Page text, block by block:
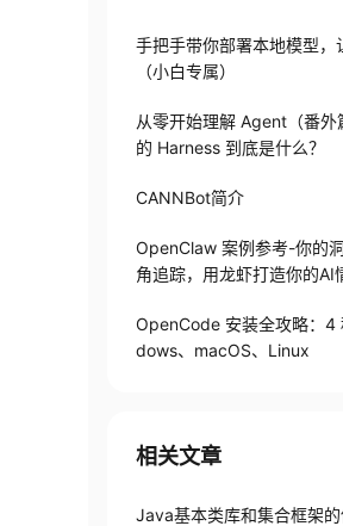
手把手带你部署本地模型，
（小白专属）
从零开始理解 Agent（番外
的 Harness 到底是什么？
CANNBot简介
OpenClaw 案例参考-你的
角追踪，用龙虾打造你的AI
OpenCode 安装全攻略：4
dows、macOS、Linux
相关文章
Java基本类库和集合框架的